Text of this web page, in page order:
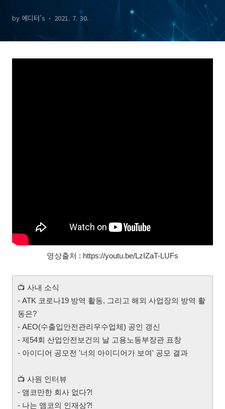
by 에디터's 2021. 7. 30.
영상출처 : https://youtu.be/LzIZaT-LUFs
📺 사내 소식
- ATK 코로나19 방역 활동, 그리고 해외 사업장의 방역 활
동은?
- AEO(수출입안전관리우수업체) 공인 갱신
- 제54회 산업안전보건의 날 고용노동부장관 표창
- 아이디어 공모전 '너의 아이디어가 보여' 공모 결과
📺 사원 인터뷰
- 앰코만한 회사 없다?!
- 나는 앰코의 인재상?!